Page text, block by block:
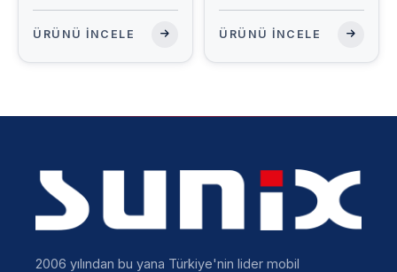
ÜRÜNÜ İNCELE ÜRÜNÜ İNCELE
2006 yılından bu yana Türkiye'nin lider mobil